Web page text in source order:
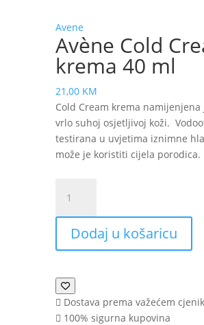
Avene
Avène Cold
krema 40 ml
21,00 KM
Cold Cream krema namijenjena
vrlo suhoj osjetljivoj koži.
testirana u uvjetima iznimne
može je koristiti cijela porodica.
Cold
Cream
krema
40
količina
Dodaj u košaricu
Dostava prema važećem
100% sigurna kupovina